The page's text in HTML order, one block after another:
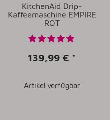
KitchenAid Drip-
Kaffeemaschine EMPIRE
ROT
139,99 € *
Artikel verfügbar